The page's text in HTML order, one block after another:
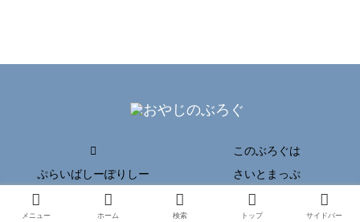
このぶろぐは
ぷらいばしーぽりしー
さいとまっぷ
Copyright © 2017-2026 おやじのぶろぐ All Rights Reserved.
メニュー ホーム 検索 トップ サイドバー